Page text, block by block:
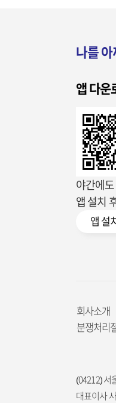
나를 아
앱 다운
야간에
앱 설치
앱 설
회사소개
분쟁처리
(04212) 서
대표이사